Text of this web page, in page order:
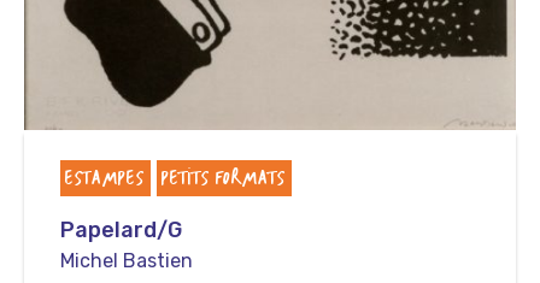
ESTAMPES PETITS FORMATS
Papelard/G
Michel Bastien